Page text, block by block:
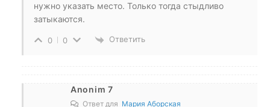
нужно указать место. Только тогда стыдливо
затыкаются.
0 0 Ответить
Anonim 7
Ответ для Мария Аборская